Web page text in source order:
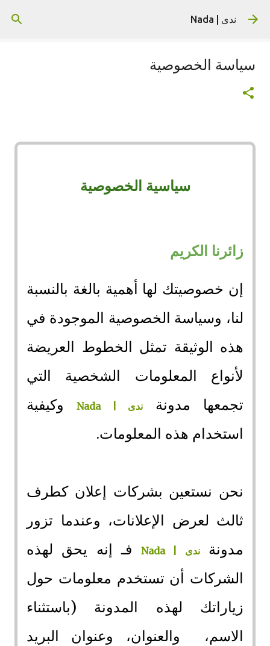
التخطي إلى المحتوى الرئيسي ندى | Nada
سياسة الخصوصية
سياسية الخصوصية
زائرنا الكريم
إن خصوصيتك لها أهمية بالغة بالنسبة
لنا، وسياسة الخصوصية الموجودة في
هذه الوثيقة تمثل الخطوط العريضة
لأنواع المعلومات الشخصية التي
تجمعها مدونة
ندى | Nada
وكيفية
استخدام هذه المعلومات.
نحن نستعين بشركات إعلان كطرف
ثالث لعرض الإعلانات، وعندما تزور
مدونةندى | Nada
فـ إنه يحق لهذه
الشركات أن تستخدم معلومات حول
زياراتك لهذه المدونة (باستثناء
الاسم، والعنوان، وعنوان البريد